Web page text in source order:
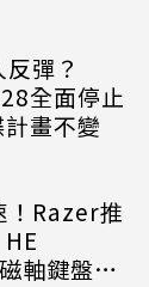
彈？
全面停止
畫不變
！Razer推
軸鍵盤效